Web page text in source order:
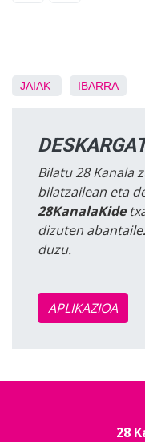
JAIAK IBARRA
Bilatu 28 Kanala
bilatzailean eta
28KanalaKide
dizuten
duzu.
APLIKAZIOA
28